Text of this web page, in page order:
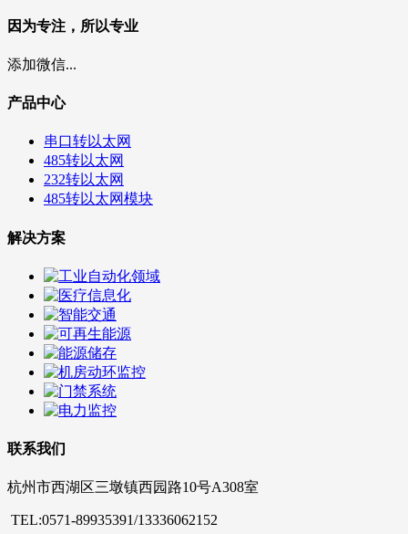
因为专注，所以专业
添加微信...
产品中心
串口转以太网
485转以太网
232转以太网
485转以太网模块
解决方案
联系我们
杭州市西湖区三墩镇西园路10号A308室
TEL:0571-89935391/13336062152